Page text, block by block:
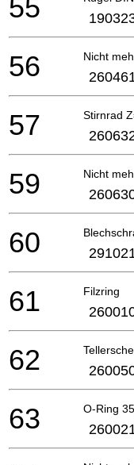
55
Nicht
56
Stirnrad
57
Nicht
59
60
Filzring
61
62
O-Ring
63